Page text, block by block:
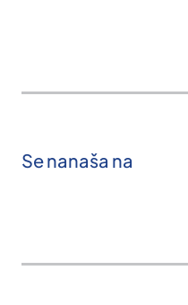
Se nanaša na